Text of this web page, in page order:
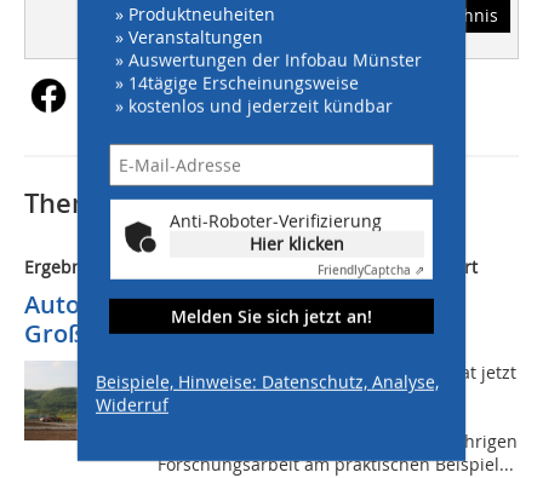
Abonnement Inhaltsverzeichnis
» Produktneuheiten
» Veranstaltungen
» Auswertungen der Infobau Münster
» 14tägige Erscheinungsweise
» kostenlos und jederzeit kündbar
Anti-Roboter-Verifizierung
Hier klicken
FriendlyCaptcha ⇗
Melden Sie sich jetzt an!
Beispiele, Hinweise: Datenschutz, Analyse,
Widerruf
Thematisch passende Artikel:
Ergebnisse der 3-jährigen Forschungsarbeit präsentiert
AutoBauLog reduziert Chaos auf
Großbaustellen im Straßenbau
Das Forschungsprojekt AutoBauLog hat jetzt
auf dem Testgelände des Aus- und
Fortbildungszentrum Walldorf (AFZ
Walldorf) die Ergebnisse seiner dreijährigen
Forschungsarbeit am praktischen Beispiel...